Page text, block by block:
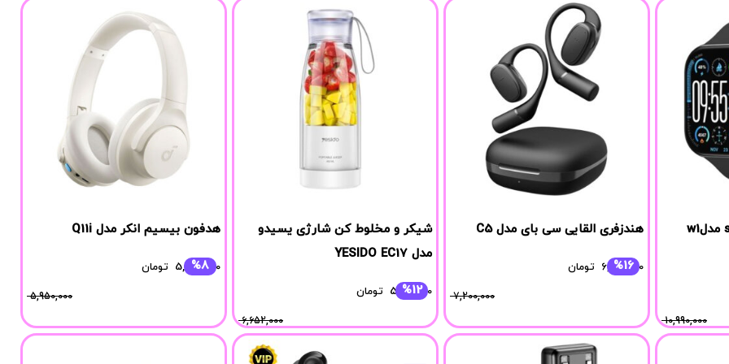
ساعت هوشمند saybuuy مدلw1
10,990,000
هندزفری القایی سی بای مدل C5
7,200,000
6,039,000 تومان %16
شیکر و مخلوط کن شارژی یسیدو
مدل YESIDO EC17
6,652,000
5,871,000 تومان %12
هدفون بیسیم انکر مدل Q11i
5,950,000
5,450,000 تومان %8